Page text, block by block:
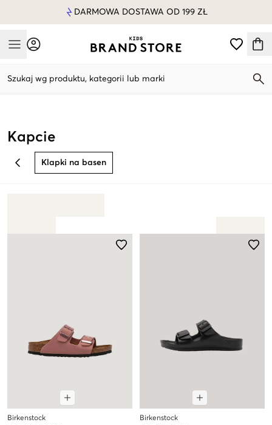
DARMOWA DOSTAWA OD 199 ZŁ
Mobile Menu
Szukaj wg produktu, kategorii lub marki
Kapcie
BACK Klapki na basen
Birkenstock
Birkenstock